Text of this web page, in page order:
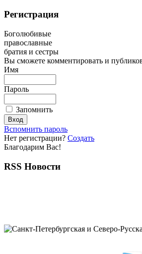
Регистрация
Боголюбивые
православные
братия и сестры
Вы сможете комментировать и
Имя
Пароль
Запомнить
Вспомнить пароль
Нет регистрации? Создать
Благодарим Вас!
RSS Новости